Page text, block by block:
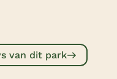
van dit park